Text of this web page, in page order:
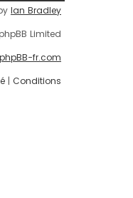
Ian Bradley
Limited
phpBB-fr.com
| Conditions